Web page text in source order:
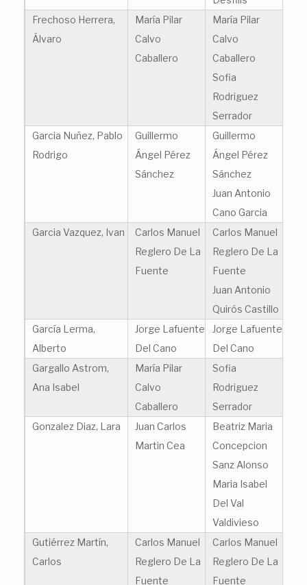
Frechoso Herrera,
Álvaro
María Pilar
Calvo
Caballero
María Pilar
Calvo
Caballero
Sofia
Rodriguez
Serrador
Garcia Nuñez, Pablo
Rodrigo
Guillermo
Ángel Pérez
Sánchez
Guillermo
Ángel Pérez
Sánchez
Juan Antonio
Cano Garcia
Garcia Vazquez, Ivan
Carlos Manuel
Reglero De La
Fuente
Carlos Manuel
Reglero De La
Fuente
Juan Antonio
Quirós Castillo
García Lerma,
Alberto
Jorge Lafuente
Del Cano
Jorge Lafuente
Del Cano
Gargallo Astrom,
Ana Isabel
María Pilar
Calvo
Caballero
Sofia
Rodriguez
Serrador
Gonzalez Diaz, Lara
Juan Carlos
Martin Cea
Beatriz Maria
Concepcion
Sanz Alonso
Maria Isabel
Del Val
Valdivieso
Gutiérrez Martín,
Carlos
Carlos Manuel
Reglero De La
Fuente
Carlos Manuel
Reglero De La
Fuente